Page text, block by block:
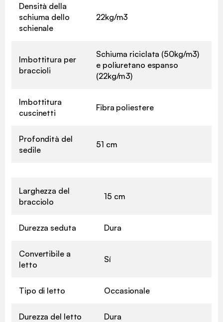
Densità della
schiuma dello
schienale
22kg/m3
Imbottitura per
braccioli
Schiuma riciclata (50kg/m3)
e poliuretano espanso
(22kg/m3)
Imbottitura
cuscinetti
Fibra poliestere
Profondità del
sedile
51 cm
Larghezza del
bracciolo
15 cm
Durezza seduta Dura
Convertibile a
letto
Sí
Tipo di letto Occasionale
Durezza del letto Dura